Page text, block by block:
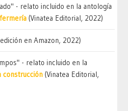
- relato incluido en la antología
(Vinatea Editorial, 2022)
en Amazon, 2022)
- relato incluido en la
construcción (Vinatea Editorial,